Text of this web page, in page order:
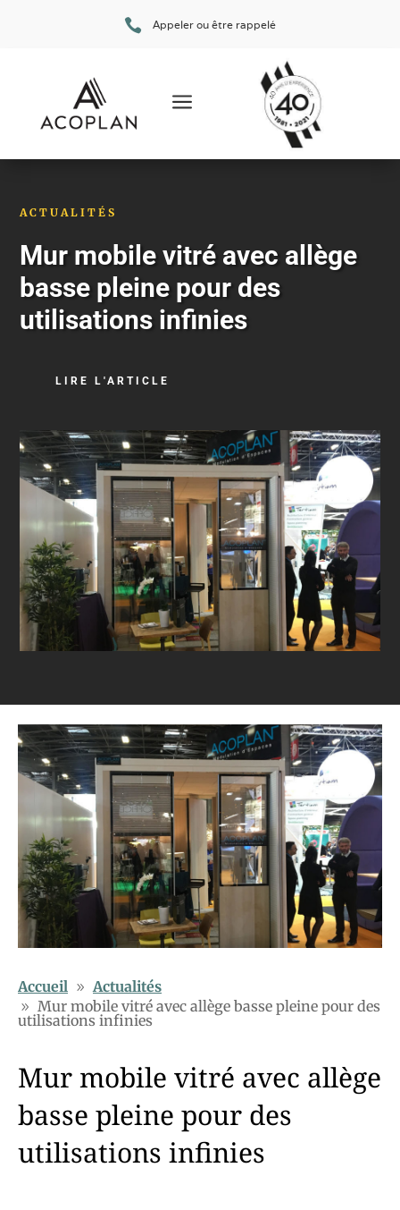
 Appeler ou être rappelé
a
ACTUALITÉS
Mur mobile vitré avec allège
basse pleine pour des
utilisations infinies
LIRE L'ARTICLE
Accueil
Actualités
Mur mobile vitré avec allège basse pleine pour des
utilisations infinies
Mur mobile vitré avec allège
basse pleine pour des
utilisations infinies